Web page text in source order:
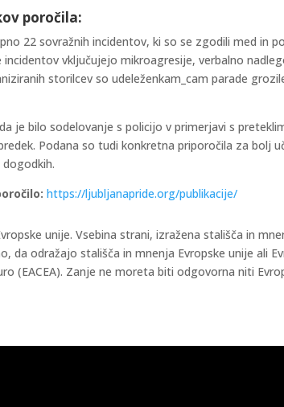
poročila:
22 sovražnih incidentov, ki so se zgodili med in
vključujejo mikroagresije, verbalno
storilcev so udeleženkam_cam parade
je bilo sodelovanje s policijo v primerjavi s
Podana so tudi konkretna priporočila za bolj
https://ljubljanapride.org/publikacije/
unije. Vsebina strani, izražena stališča in
da odražajo stališča in mnenja Evropske unije ali
(EACEA). Zanje ne moreta biti odgovorna niti